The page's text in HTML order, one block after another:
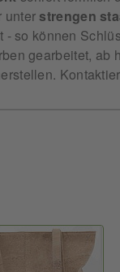
unter strengen
- so können
gearbeitet, ab